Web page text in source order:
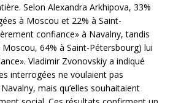
Selon Alexandra Arkhipova, 33%
à Moscou et 22% à Saint-
confiance» à Navalny, tandis
64% à Saint-Pétersbourg) lui
Vladimir Zvonovskiy a indiqué
interrogées ne voulaient pas
mais qu’elles souhaitaient